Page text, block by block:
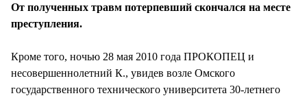
От полученных травм потерпевший скончался на месте
преступления.
Кроме того, ночью 28 мая 2010 года ПРОКОПЕЦ и
несовершеннолетний К., увидев возле Омского
государственного технического университета 30-летнего